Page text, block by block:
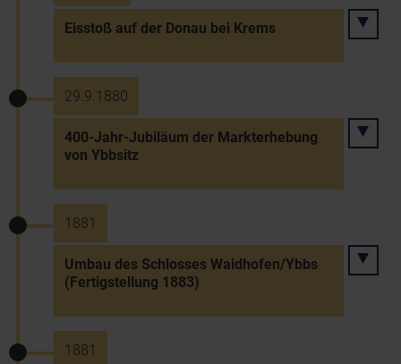
Eisstoß auf der Donau bei Krems
29.9.1880
400-Jahr-Jubiläum der Markterhebung
von Ybbsitz
1881
Umbau des Schlosses Waidhofen/Ybbs
(Fertigstellung 1883)
1881